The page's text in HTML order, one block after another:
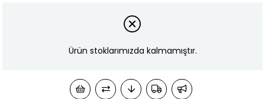
Ürün stoklarımızda kalmamıştır.